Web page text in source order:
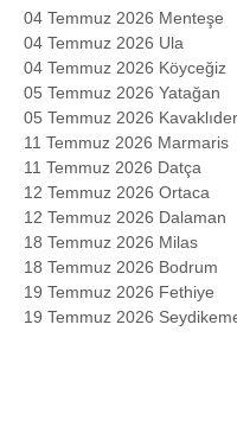
04 Temmuz 2026 Menteşe
04 Temmuz 2026 Ula
04 Temmuz 2026 Köyceğiz
05 Temmuz 2026 Yatağan
05 Temmuz 2026
11 Temmuz 2026 Marmaris
11 Temmuz 2026 Datça
12 Temmuz 2026 Ortaca
12 Temmuz 2026 Dalaman
18 Temmuz 2026 Milas
18 Temmuz 2026 Bodrum
19 Temmuz 2026 Fethiye
19 Temmuz 2026